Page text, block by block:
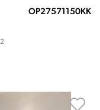
OP27571150KK
2